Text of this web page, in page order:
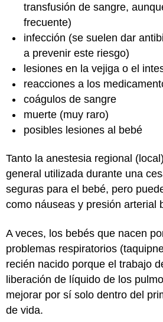
transfusión de sangre,
frecuente)
infección (se suelen dar
a prevenir este riesgo)
lesiones en la vejiga o el
reacciones a los
coágulos de sangre
muerte (muy raro)
posibles lesiones al bebé
Tanto la anestesia regional
general utilizada durante una
seguras para el bebé, pero
como náuseas y presión arterial
A veces, los bebés que nacen
problemas respiratorios
recién nacido porque el trabajo
liberación de líquido de los
mejorar por sí solo dentro del
de vida.